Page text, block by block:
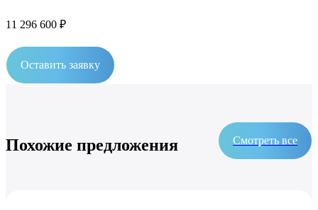
11 296 600 ₽
Оставить заявку
Похожие предложения Смотреть все